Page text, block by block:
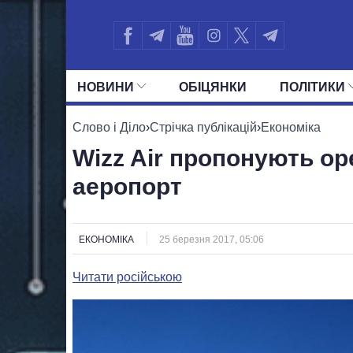
НОВИНИ ОБIЦЯНКИ ПОЛIТИКИ
УСІ ПОЛІТИКИ ПРЕЗИДЕНТ І ОФІС
Слово і Діло›Стрічка публікацій›Економіка
Wizz Air пропонують
аеропорт
ЕКОНОМІКА 25 березня 2017, 05:06
Читати російською